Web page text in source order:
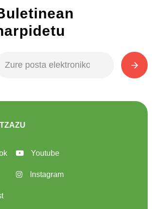
Youtube
Instagram